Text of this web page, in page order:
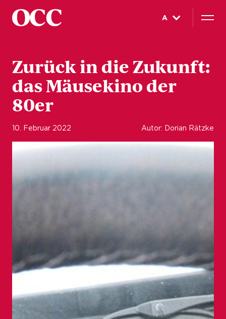
A
Zurück in die Zukunft:
das Mäusekino der
80er
10. Februar 2022 Autor: Dorian Rätzke